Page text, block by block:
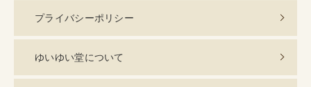
プライバシーポリシー
ゆいゆい堂について